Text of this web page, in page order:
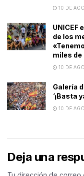
10 DE
UNICEF
de los
miles de
10 DE
Galería
‘¡Basta
10 DE
Deja una